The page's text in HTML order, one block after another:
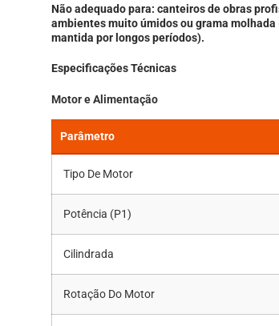
Não adequado para: canteiros de obras
ambientes muito úmidos ou grama
mantida por longos períodos).
Especificações Técnicas
Motor e Alimentação
Parâmetro
Tipo De Motor
Potência (P1)
Cilindrada
Rotação Do Motor